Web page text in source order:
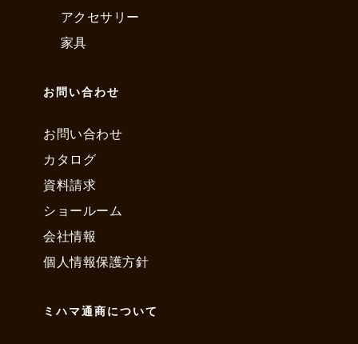
アクセサリー
家具
お問い合わせ
お問い合わせ
カタログ
資料請求
ショールーム
会社情報
個人情報保護方針
ミハマ通商について